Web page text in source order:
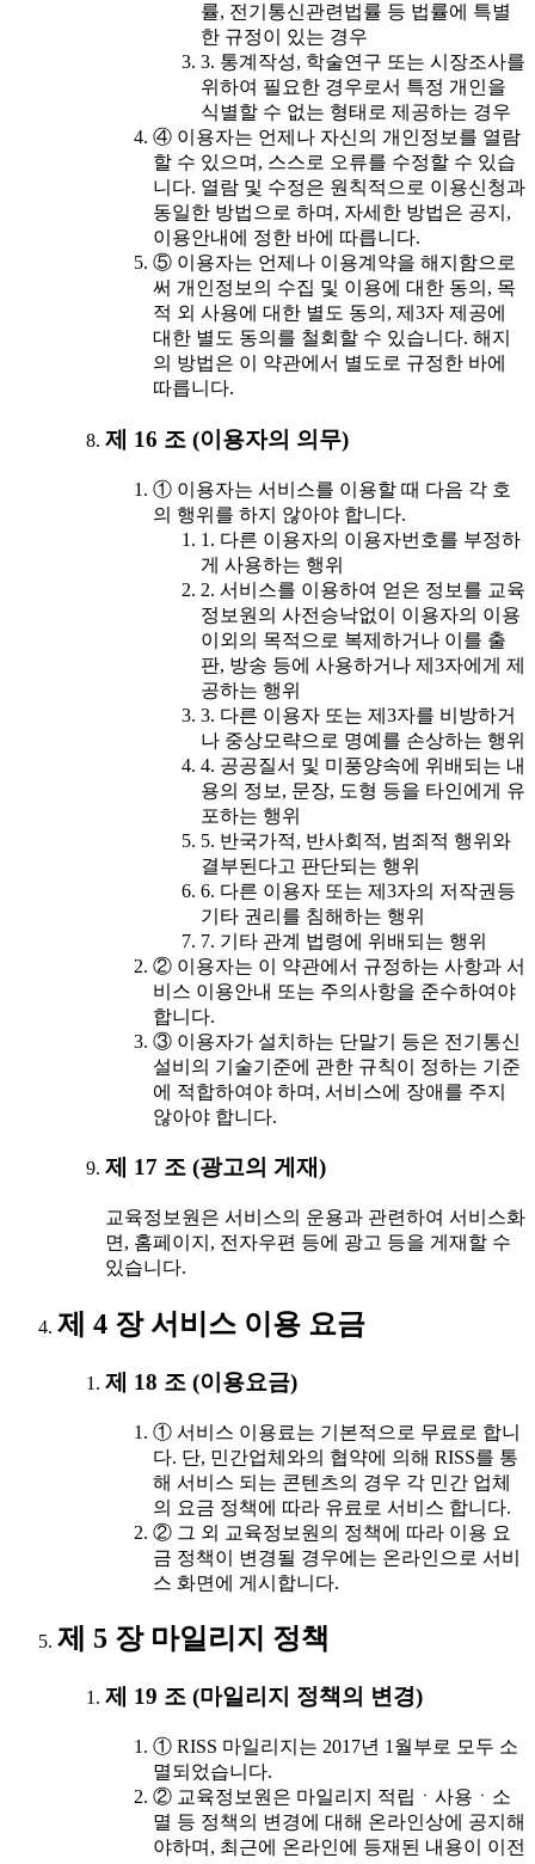
률, 전기통신관련법률 등 법률에 특별
한 규정이 있는 경우
3. 통계작성, 학술연구 또는 시장조사를
위하여 필요한 경우로서 특정 개인을
식별할 수 없는 형태로 제공하는 경우
④ 이용자는 언제나 자신의 개인정보를 열람
할 수 있으며, 스스로 오류를 수정할 수 있습
니다. 열람 및 수정은 원칙적으로 이용신청과
동일한 방법으로 하며, 자세한 방법은 공지,
이용안내에 정한 바에 따릅니다.
⑤ 이용자는 언제나 이용계약을 해지함으로
써 개인정보의 수집 및 이용에 대한 동의, 목
적 외 사용에 대한 별도 동의, 제3자 제공에
대한 별도 동의를 철회할 수 있습니다. 해지
의 방법은 이 약관에서 별도로 규정한 바에
따릅니다.
제 16 조 (이용자의 의무)
① 이용자는 서비스를 이용할 때 다음 각 호
의 행위를 하지 않아야 합니다.
1. 다른 이용자의 이용자번호를 부정하
게 사용하는 행위
2. 서비스를 이용하여 얻은 정보를 교육
정보원의 사전승낙없이 이용자의 이용
이외의 목적으로 복제하거나 이를 출
판, 방송 등에 사용하거나 제3자에게 제
공하는 행위
3. 다른 이용자 또는 제3자를 비방하거
나 중상모략으로 명예를 손상하는 행위
4. 공공질서 및 미풍양속에 위배되는 내
용의 정보, 문장, 도형 등을 타인에게 유
포하는 행위
5. 반국가적, 반사회적, 범죄적 행위와
결부된다고 판단되는 행위
6. 다른 이용자 또는 제3자의 저작권등
기타 권리를 침해하는 행위
7. 기타 관계 법령에 위배되는 행위
② 이용자는 이 약관에서 규정하는 사항과 서
비스 이용안내 또는 주의사항을 준수하여야
합니다.
③ 이용자가 설치하는 단말기 등은 전기통신
설비의 기술기준에 관한 규칙이 정하는 기준
에 적합하여야 하며, 서비스에 장애를 주지
않아야 합니다.
제 17 조 (광고의 게재)
교육정보원은 서비스의 운용과 관련하여 서비스화
면, 홈페이지, 전자우편 등에 광고 등을 게재할 수
있습니다.
제 4 장 서비스 이용 요금
제 18 조 (이용요금)
① 서비스 이용료는 기본적으로 무료로 합니
다. 단, 민간업체와의 협약에 의해 RISS를 통
해 서비스 되는 콘텐츠의 경우 각 민간 업체
의 요금 정책에 따라 유료로 서비스 합니다.
② 그 외 교육정보원의 정책에 따라 이용 요
금 정책이 변경될 경우에는 온라인으로 서비
스 화면에 게시합니다.
제 5 장 마일리지 정책
제 19 조 (마일리지 정책의 변경)
① RISS 마일리지는 2017년 1월부로 모두 소
멸되었습니다.
② 교육정보원은 마일리지 적립ㆍ사용ㆍ소
멸 등 정책의 변경에 대해 온라인상에 공지해
야하며, 최근에 온라인에 등재된 내용이 이전